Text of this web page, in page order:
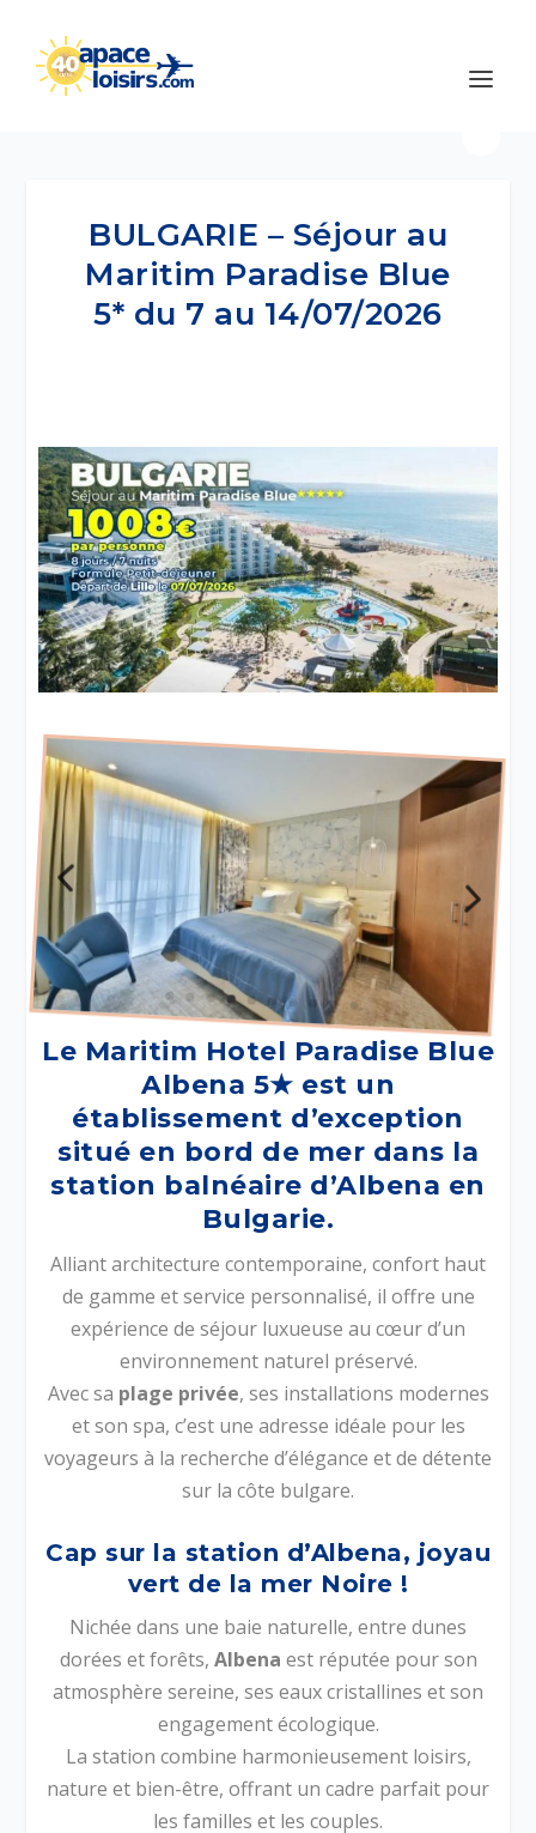
BULGARIE – Séjour au
Maritim Paradise Blue
5* du 7 au 14/07/2026
Le Maritim Hotel Paradise Blue
Albena 5★ est un
établissement d’exception
situé en bord de mer dans la
station balnéaire d’Albena en
Bulgarie.
Alliant architecture contemporaine, confort haut
de gamme et service personnalisé, il offre une
expérience de séjour luxueuse au cœur d’un
environnement naturel préservé.
Avec sa plage privée , ses installations modernes
et son spa, c’est une adresse idéale pour les
voyageurs à la recherche d’élégance et de détente
sur la côte bulgare.
Cap sur la station d’Albena, joyau
vert de la mer Noire !
Nichée dans une baie naturelle, entre dunes
dorées et forêts, Albena est réputée pour son
atmosphère sereine, ses eaux cristallines et son
engagement écologique.
La station combine harmonieusement loisirs,
nature et bien-être, offrant un cadre parfait pour
les familles et les couples.